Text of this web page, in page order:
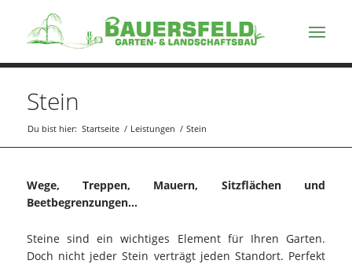
Stein
Du bist hier: Startseite / Leistungen / Stein
Wege, Treppen, Mauern, Sitzflächen und
Beetbegrenzungen…
Steine sind ein wichtiges Element für Ihren Garten.
Doch nicht jeder Stein verträgt jeden Standort. Perfekt